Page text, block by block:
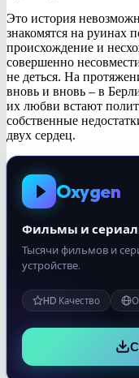
Это история
знакомятся на руинах
происхождение и
совершенно
не деться. На
вновь и вновь – в
их любви встают
собственные
двух сердец.
Oxygen
Фильмы и
Тысячи фильмов и
устройстве.
HD Качество